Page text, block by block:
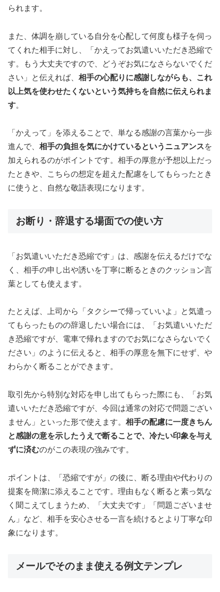
られます。
また、体調を崩している自分を心配して何度も様子を伺っ
てくれた相手に対し、「かえってお気遣いいただき恐縮で
す。もう大丈夫ですので、どうぞお気になさらないでくだ
さい」と伝えれば、 相手の心配りに感謝しながらも、これ
以上気を使わせたくないという気持ちを自然に伝えられま
す。
「かえって」を添えることで、単なる感謝の言葉から一歩
進んで、 相手の負担を気にかけているというニュアンスを
加えられるのがポイントです。相手の厚意が予想以上だっ
たときや、こちらの想定を超えた配慮をしてもらったとき
に使うと、自然な敬語表現になります。
お断り・辞退する場面での使い方
「お気遣いいただき恐縮です」は、感謝を伝えるだけでな
く、相手の申し出や誘いを丁寧に断るときのクッション言
葉としても使えます。
たとえば、上司から「タクシーで帰っていいよ」と気遣っ
てもらったものの辞退したい場合には、「お気遣いいただ
き恐縮ですが、電車で帰れますのでお気になさらないでく
ださい」のように伝えると、相手の厚意を無下にせず、や
わらかく断ることができます。
取引先から特別な対応を申し出てもらった際にも、「お気
遣いいただき恐縮ですが、今回は通常の対応で問題ござい
ません」といった形で使えます。 相手の配慮に一度きちん
と感謝の意を示したうえで断ることで、冷たい印象を与え
ずに済むのがこの表現の強みです。
ポイントは、「恐縮ですが」の後に、断る理由や代わりの
提案を簡潔に添えることです。理由もなく断ると素っ気な
く聞こえてしまうため、「大丈夫です」「問題ございませ
ん」など、相手を安心させる一言を続けるとより丁寧な印
象になります。
メールでそのまま使える例文テンプレ